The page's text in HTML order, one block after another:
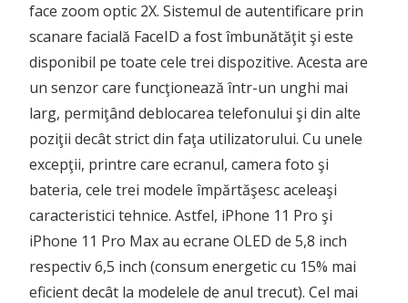
face zoom optic 2X. Sistemul de autentificare prin
scanare facială FaceID a fost îmbunătăţit şi este
disponibil pe toate cele trei dispozitive. Acesta are
un senzor care funcţionează într-un unghi mai
larg, permiţând deblocarea telefonului şi din alte
poziţii decât strict din faţa utilizatorului. Cu unele
excepţii, printre care ecranul, camera foto şi
bateria, cele trei modele împărtăşesc aceleaşi
caracteristici tehnice. Astfel, iPhone 11 Pro şi
iPhone 11 Pro Max au ecrane OLED de 5,8 inch
respectiv 6,5 inch (consum energetic cu 15% mai
eficient decât la modelele de anul trecut). Cel mai